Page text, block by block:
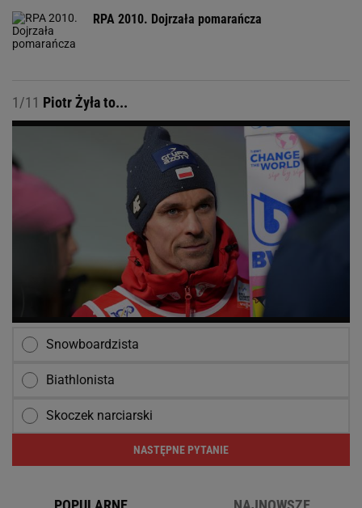
RPA 2010. Dojrzała pomarańcza
1/11 Piotr Żyła to...
Snowboardzista
Biathlonista
Skoczek narciarski
NASTĘPNE PYTANIE